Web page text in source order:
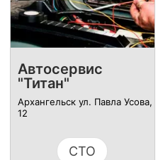
Автосервис
"Титан"
Архангельск ул. Павла Усова,
12
СТО